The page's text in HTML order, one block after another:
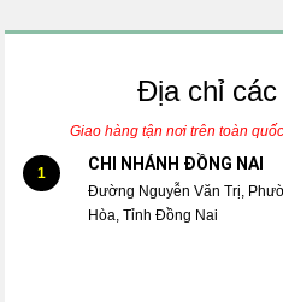
Địa chỉ các
Giao hàng tận nơi trên toàn
1 CHI NHÁNH ĐỒNG NAI
Đường Nguyễn Văn Trị,
Hòa, Tỉnh Đồng Nai